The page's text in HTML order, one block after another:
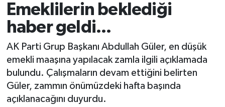
Emeklilerin beklediği
haber geldi...
AK Parti Grup Başkanı Abdullah Güler, en düşük
emekli maaşına yapılacak zamla ilgili açıklamada
bulundu. Çalışmaların devam ettiğini belirten
Güler, zammın önümüzdeki hafta başında
açıklanacağını duyurdu.
Gündem
Kültür
Magazin
Tüm Manşetler
Son Dakika Haberleri
Haber Arşivi